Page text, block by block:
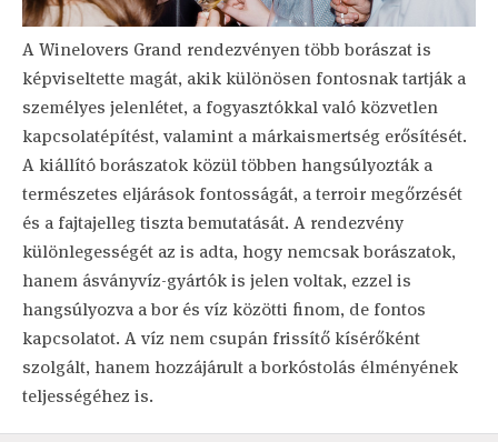
A Winelovers Grand rendezvényen több borászat is
képviseltette magát, akik különösen fontosnak tartják a
személyes jelenlétet, a fogyasztókkal való közvetlen
kapcsolatépítést, valamint a márkaismertség erősítését.
A kiállító borászatok közül többen hangsúlyozták a
természetes eljárások fontosságát, a terroir megőrzését
és a fajtajelleg tiszta bemutatását. A rendezvény
különlegességét az is adta, hogy nemcsak borászatok,
hanem ásványvíz-gyártók is jelen voltak, ezzel is
hangsúlyozva a bor és víz közötti finom, de fontos
kapcsolatot. A víz nem csupán frissítő kísérőként
szolgált, hanem hozzájárult a borkóstolás élményének
teljességéhez is.